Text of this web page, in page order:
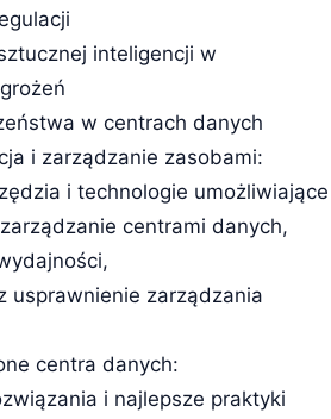
inteligencji w
w centrach danych
i zarządzanie zasobami:
i technologie umożliwiające
centrami danych,
usprawnienie zarządzania
centra danych:
i najlepsze praktyki